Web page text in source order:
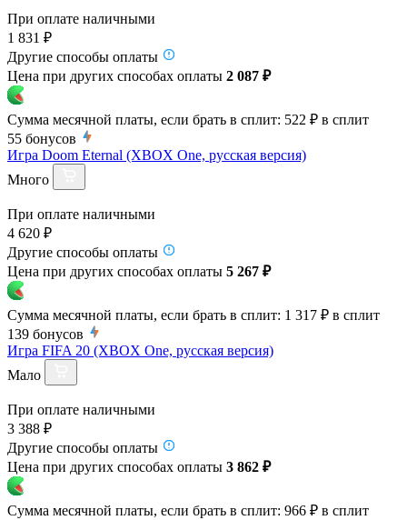
При оплате наличными
1 831 ₽
Другие способы оплаты
Цена при других способах оплаты 2 087 ₽
Сумма месячной платы, если брать в сплит: 522 ₽ в сплит
55 бонусов
Игра Doom Eternal (XBOX One, русская версия)
Много
При оплате наличными
4 620 ₽
Другие способы оплаты
Цена при других способах оплаты 5 267 ₽
Сумма месячной платы, если брать в сплит: 1 317 ₽ в сплит
139 бонусов
Игра FIFA 20 (XBOX One, русская версия)
Мало
При оплате наличными
3 388 ₽
Другие способы оплаты
Цена при других способах оплаты 3 862 ₽
Сумма месячной платы, если брать в сплит: 966 ₽ в сплит